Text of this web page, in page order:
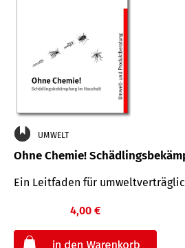
UMWELT
Ohne Chemie!
Ein Leitfaden für
4,00 €